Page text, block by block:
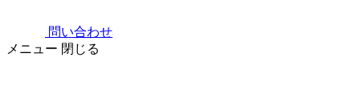
問い合わせ
メニュー 閉じる